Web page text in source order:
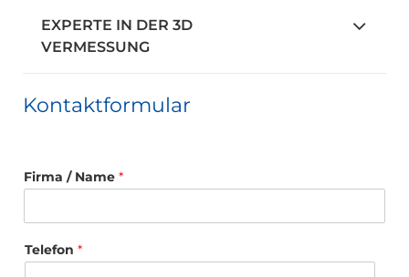
EXPERTE IN DER 3D
VERMESSUNG
Kontaktformular
Firma / Name *
Telefon *